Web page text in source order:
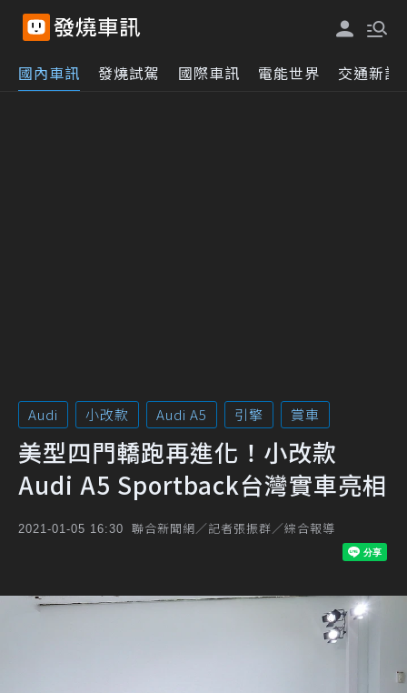
國內車訊 發燒試駕 國際車訊 電能世界 交通新訊
Audi 小改款 Audi A5 引擎 賞車
美型四門轎跑再進化！小改款
Audi A5 Sportback台灣實車亮相
2021-01-05 16:30 聯合新聞網／記者張振群／綜合報導